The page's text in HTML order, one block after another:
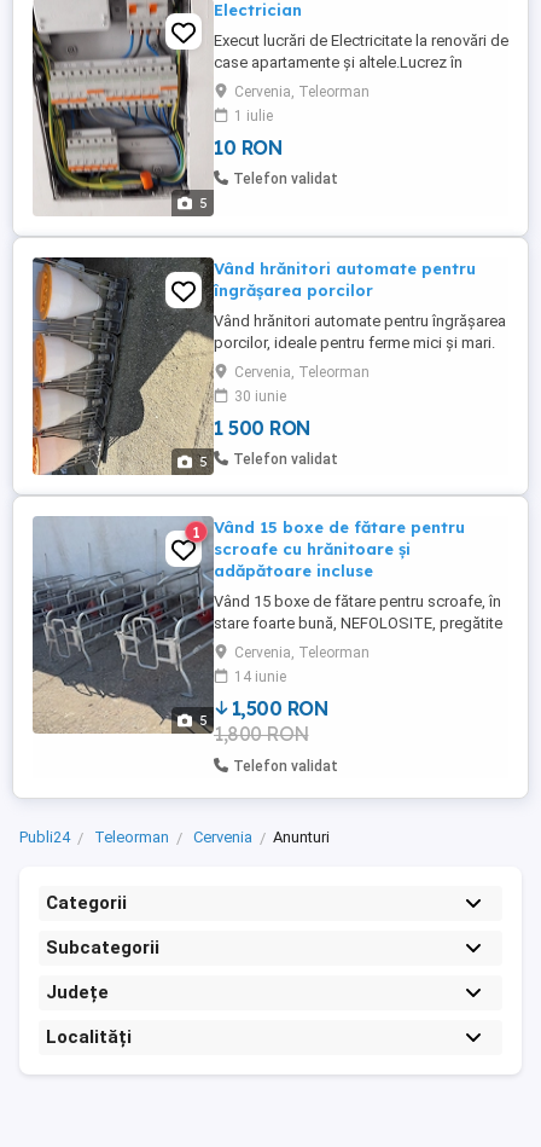
5
Electrician
Execut lucrări de Electricitate la renovări de
case apartamente și altele.Lucrez în
județul Teleorman .De asemenea
executam și renovări de apartamente și
case.Ofer multă seriozitate și un preț
foarte bun pt criza
Cervenia, Teleorman
1 iulie
10 RON
Telefon validat
5
Vând hrănitori automate pentru
îngrășarea porcilor
Vând hrănitori automate pentru îngrășarea
porcilor, ideale pentru ferme mici și mari.
Sunt robuste, economisesc furaj și
asigură o creștere uniformă a animalelor.
Constructie solidă, rezistentă. Sistem
automat de reglare a furajului. Reduce
risipa și costurile cu mâncarea, are doua
Cervenia, Teleorman
30 iunie
1 500 RON
Telefon validat
5
1
Vând 15 boxe de fătare pentru
scroafe cu hrănitoare și
adăpătoare incluse
Vând 15 boxe de fătare pentru scroafe, în
stare foarte bună, NEFOLOSITE, pregătite
pentru utilizare imediată. Fiecare boxă
este echipată cu sistem de hrană și
sistem de apă, ideale pentru ferme
profesionale sau crescători individuali. ...
Cervenia, Teleorman
14 iunie
1,500 RON
1,800 RON
Telefon validat
Publi24 Teleorman Cervenia Anunturi
Categorii
Subcategorii
Județe
Localități